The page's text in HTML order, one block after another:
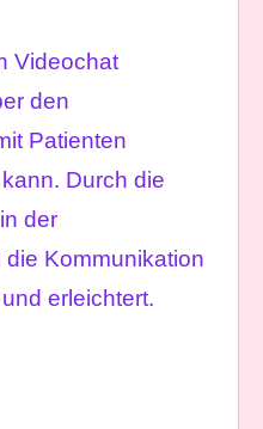
Videochat
den
Patienten
Durch die
der
Kommunikation
erleichtert.